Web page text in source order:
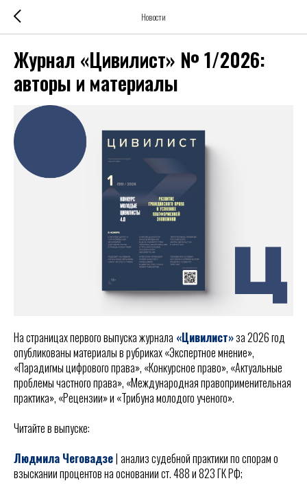
Новости
Журнал «Цивилист» № 1/2026:
авторы и материалы
На страницах первого выпуска журнала «Цивилист»за 2026 год
опубликованы материалы в рубриках «Экспертное мнение»,
«Парадигмы цифрового права», «Конкурсное право», «Актуальные
проблемы частного права», «Международная правоприменительная
практика», «Рецензии» и «Трибуна молодого ученого».
Читайте в выпуске:
Людмила Чеговадзе| анализ судебной практики по спорам о
взыскании процентов на основании ст. 488 и 823 ГК РФ;